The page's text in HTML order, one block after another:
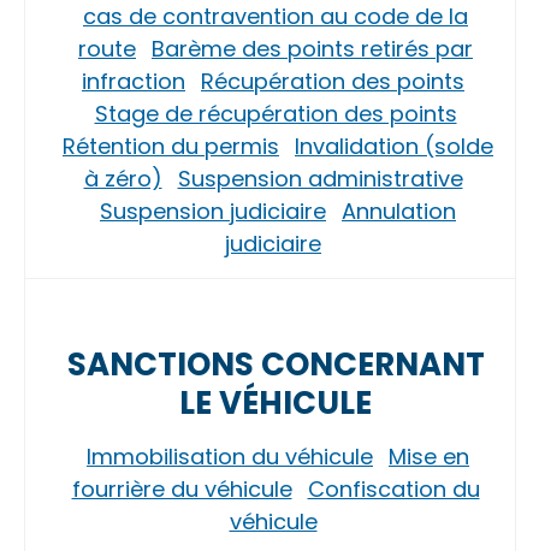
cas de contravention au code de la
route Barème des points retirés par
infraction Récupération des points
Stage de récupération des points
Rétention du permis Invalidation (solde
à zéro)
Suspension administrative
Suspension judiciaire Annulation
judiciaire
SANCTIONS CONCERNANT
LE VÉHICULE
Immobilisation du véhicule Mise en
fourrière du véhicule Confiscation du
véhicule